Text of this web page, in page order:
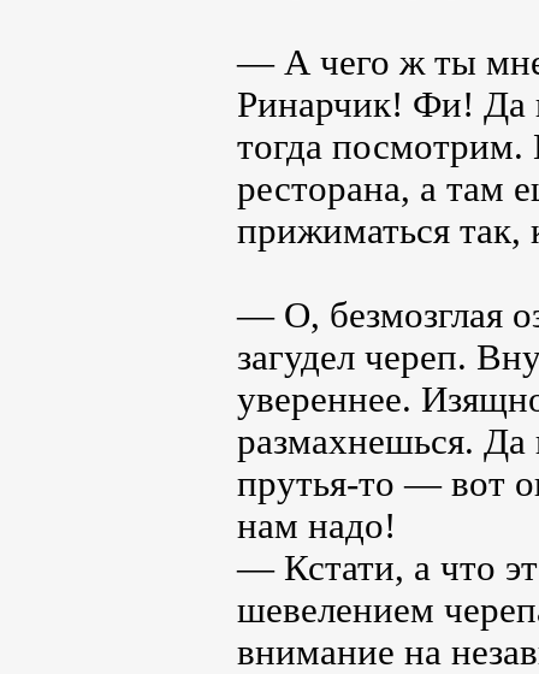
— А чего ж ты мне
Ринарчик! Фи! Да
тогда посмотрим.
ресторана, а там
прижиматься так,
— О, безмозглая
загудел череп.
увереннее.
размахнешься.
прутья-то — вот
нам надо!
— Кстати, а что
шевелением
внимание на